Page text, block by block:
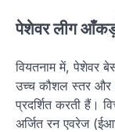
पेशेवर लीग
वियतनाम में, पेशेवर
उच्च कौशल स्तर और
प्रदर्शित करती हैं।
अर्जित रन एवरेज